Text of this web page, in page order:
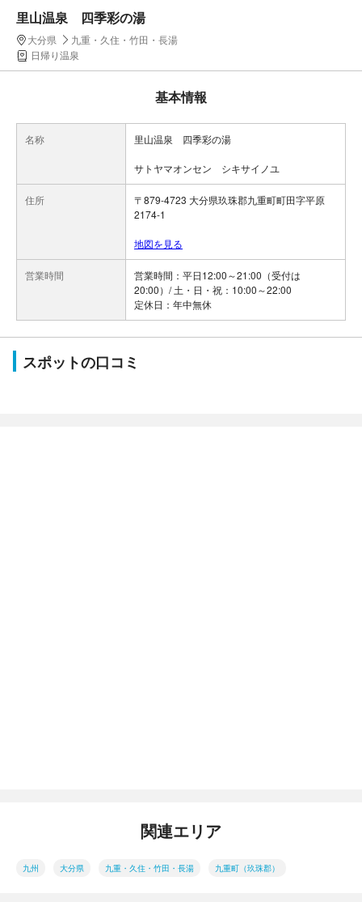
里山温泉 四季彩の湯
大分県
九重・久住・竹田・長湯
日帰り温泉
基本情報
名称 里山温泉 四季彩の湯
サトヤマオンセン シキサイノユ
住所
〒879-4723 大分県玖珠郡九重町町田字平原
2174-1
地図を見る
営業時間
営業時間：平日12:00～21:00（受付は
20:00）/ 土・日・祝：10:00～22:00
スポットの口コミ
関連エリア
九州 大分県 九重・久住・竹田・長湯 九重町（玖珠郡）